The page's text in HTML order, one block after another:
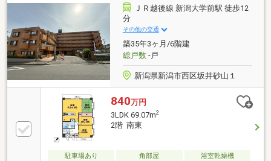
におすすめの住まいです。ＪＲ越後線 新潟大学前駅 徒歩12
分
その他の交通
築35年3ヶ月/6階建
総戸数-戸
新潟県新潟市西区坂井砂山１
840万円
3LDK 69.07m2
2階 南東
駐車場あり 角部屋 浴室乾燥機